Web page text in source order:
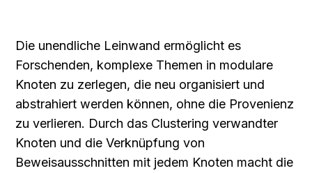
Die unendliche Leinwand ermöglicht es
Forschenden, komplexe Themen in modulare
Knoten zu zerlegen, die neu organisiert und
abstrahiert werden können, ohne die Provenienz
zu verlieren. Durch das Clustering verwandter
Knoten und die Verknüpfung von
Beweisausschnitten mit jedem Knoten macht die